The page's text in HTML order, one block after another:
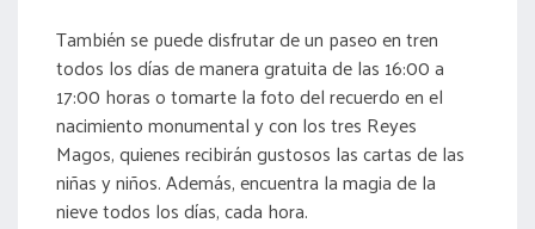
También se puede disfrutar de un paseo en tren
todos los días de manera gratuita de las 16:00 a
17:00 horas o tomarte la foto del recuerdo en el
nacimiento monumental y con los tres Reyes
Magos, quienes recibirán gustosos las cartas de las
niñas y niños. Además, encuentra la magia de la
nieve todos los días, cada hora.